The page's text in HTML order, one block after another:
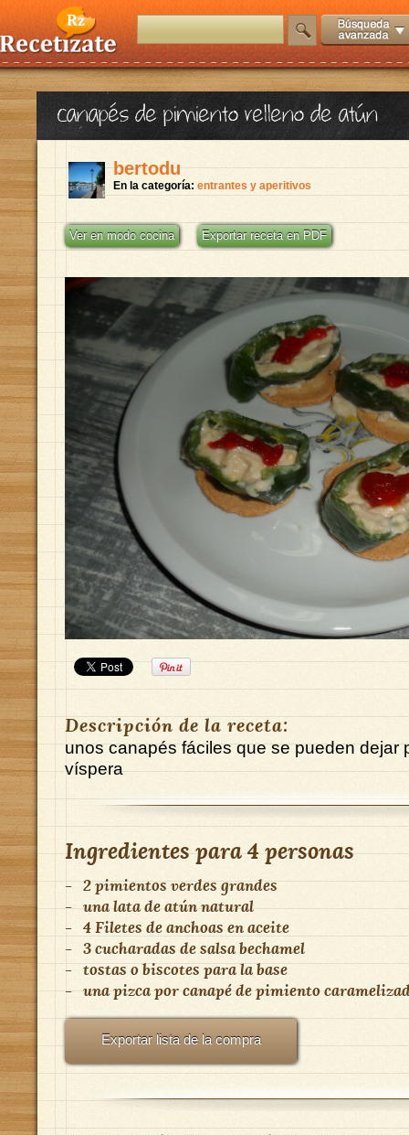
canapés de pimiento relleno de atún
bertodu
En la categoría: entrantes y aperitivos
Ver en modo cocina Exportar receta en PDF
Descripción de la receta:
unos canapés fáciles que se pueden dejar
víspera
Ingredientes para4 personas
- 2pimientos verdes grandes
- una lata de atún natural
- 4Filetes de anchoas en aceite
- 3 cucharadas desalsa bechamel
- tostas o biscotes para la base
- una pizca por canapédepimiento
Exportar lista de la compra